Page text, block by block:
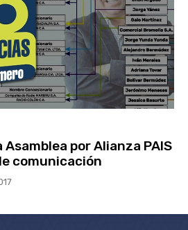
por Alianza PAIS
comunicación